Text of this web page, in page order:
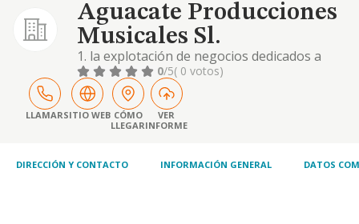
Aguacate Producciones
Musicales Sl.
1. la explotación de negocios dedicados a
campañas de publicidad, marketing,
publicaciones en medios, relaciones
públicas, regalos publicitarios, organización
de eventos, y la comercialización de artículos
relacionados con dichas actividades
0/5( 0 votos)
LLAMARSITIO WEB CÓMO
LLEGAR
VER
INFORME
DIRECCIÓN Y CONTACTO INFORMACIÓN GENERAL DATOS